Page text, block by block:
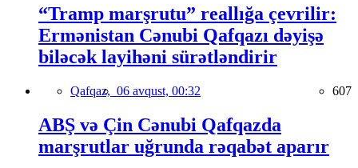
“Tramp marşrutu” reallığa çevrilir:
Ermənistan Cənubi Qafqazı dəyişə
biləcək layihəni sürətləndirir
Qafqaz, 06 avqust, 00:32 607
ABŞ və Çin Cənubi Qafqazda
marşrutlar uğrunda rəqabət aparır